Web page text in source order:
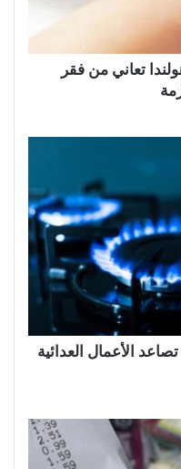
تعاني من فقر
الأعمال العدائية